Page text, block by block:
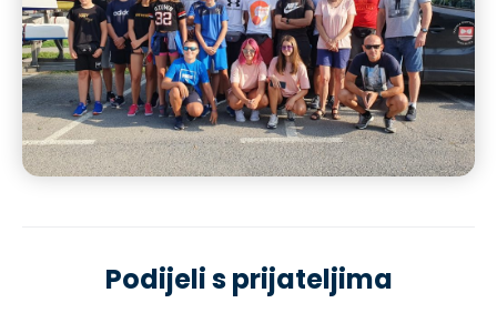
Podijeli s prijateljima